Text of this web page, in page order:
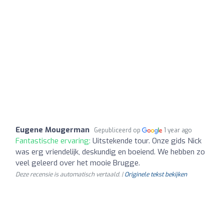
Eugene Mougerman Gepubliceerd op 1 year ago
Fantastische ervaring: Uitstekende tour. Onze gids Nick
was erg vriendelijk, deskundig en boeiend. We hebben zo
veel geleerd over het mooie Brugge.
Deze recensie is automatisch vertaald. |Originele tekst bekijken